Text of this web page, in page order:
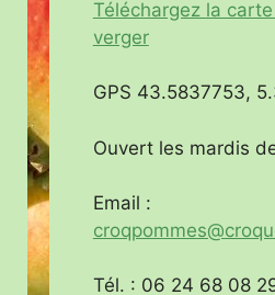
Téléchargez la
verger
GPS 43.5837753,
Ouvert les mardis
Email :
Tél. : 06 24 68 08